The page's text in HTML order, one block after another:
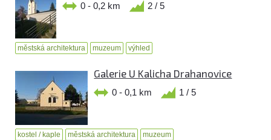
0 - 0,2 km 2 / 5
městská architektura muzeum výhled
Galerie U Kalicha Drahanovice
0 - 0,1 km 1 / 5
kostel / kaple městská architektura muzeum